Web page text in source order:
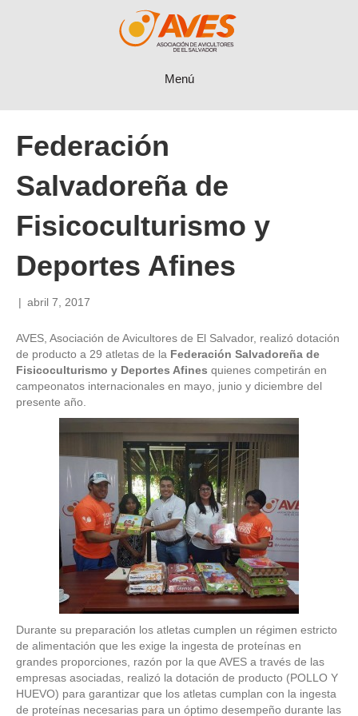
Menú
Federación
Salvadoreña de
Fisicoculturismo y
Deportes Afines
| abril 7, 2017
AVES, Asociación de Avicultores de El Salvador, realizó dotación
de producto a 29 atletas de la Federación Salvadoreña de
Fisicoculturismo y Deportes Afines quienes competirán en
campeonatos internacionales en mayo, junio y diciembre del
presente año.
Durante su preparación los atletas cumplen un régimen estricto
de alimentación que les exige la ingesta de proteínas en
grandes proporciones, razón por la que AVES a través de las
empresas asociadas, realizó la dotación de producto (POLLO Y
HUEVO) para garantizar que los atletas cumplan con la ingesta
de proteínas necesarias para un óptimo desempeño durante las